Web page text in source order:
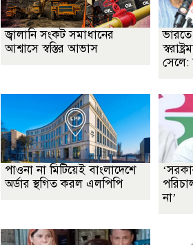
জ্বালানি সংকট সমাধানের
আশ্বাসে স্বস্তির আভাস
সেলে:
পাওনা না মিটিয়েই বাংলাদেশে
অর্ডার স্থগিত করল এলপিপি
না’